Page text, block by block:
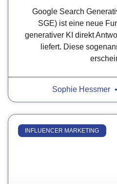
Google Search
SGE) ist eine neue
generativer KI direkt
liefert. Diese
Sophie Hessmer
INFLUENCER MARKETING